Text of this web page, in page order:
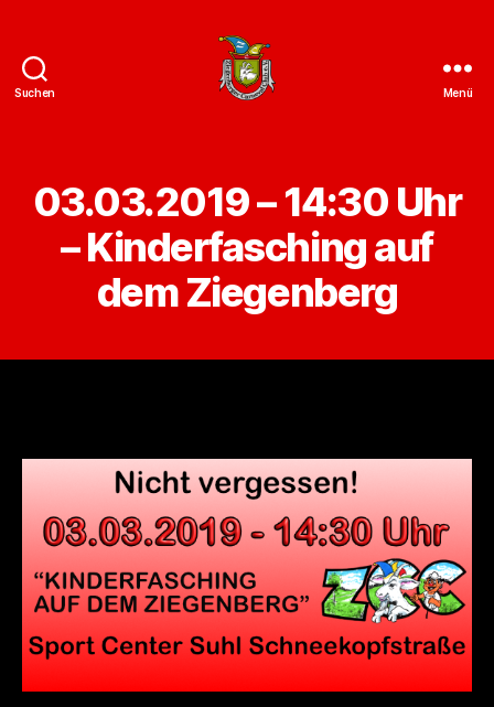
Suchen Menü
03.03.2019 – 14:30 Uhr
– Kinderfasching auf
dem Ziegenberg